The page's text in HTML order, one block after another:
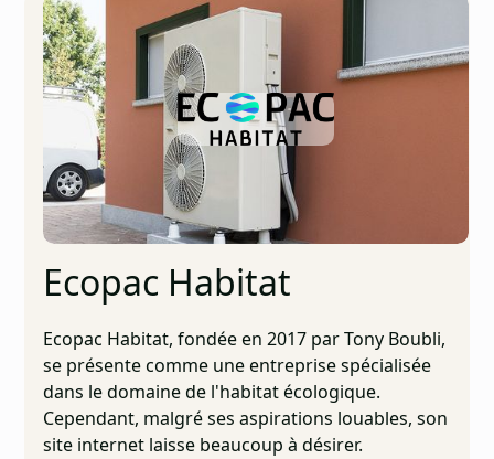
Ecopac Habitat
Ecopac Habitat, fondée en 2017 par Tony Boubli,
se présente comme une entreprise spécialisée
dans le domaine de l'habitat écologique.
Cependant, malgré ses aspirations louables, son
site internet laisse beaucoup à désirer.